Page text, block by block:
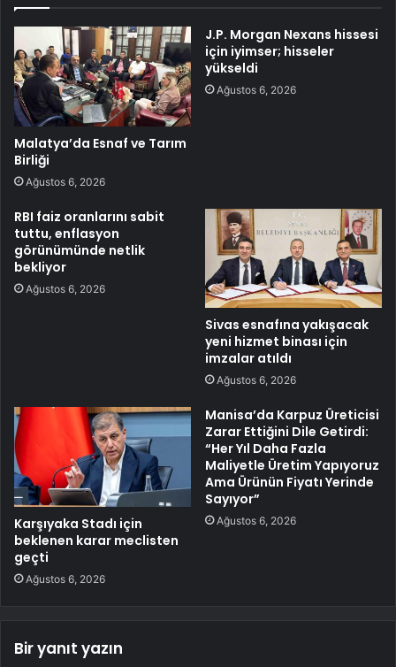
Malatya’da Esnaf ve Tarım
Birliği
Ağustos 6, 2026
J.P. Morgan Nexans hissesi
için iyimser; hisseler
yükseldi
Ağustos 6, 2026
RBI faiz oranlarını sabit
tuttu, enflasyon
görünümünde netlik
bekliyor
Ağustos 6, 2026
Sivas esnafına yakışacak
yeni hizmet binası için
imzalar atıldı
Ağustos 6, 2026
Karşıyaka Stadı için
beklenen karar meclisten
geçti
Ağustos 6, 2026
Manisa’da Karpuz Üreticisi
Zarar Ettiğini Dile Getirdi:
“Her Yıl Daha Fazla
Maliyetle Üretim Yapıyoruz
Ama Ürünün Fiyatı Yerinde
Sayıyor”
Ağustos 6, 2026
Bir yanıt yazın